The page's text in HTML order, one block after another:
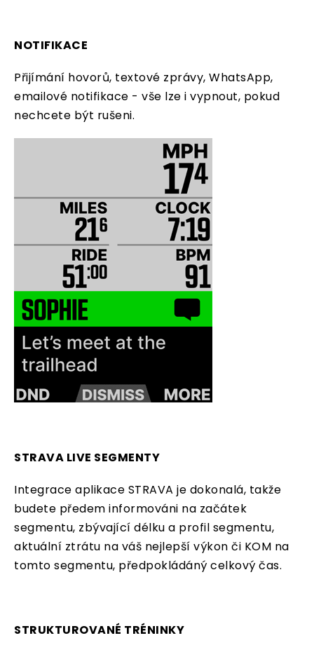
NOTIFIKACE
Přijímání hovorů, textové zprávy, WhatsApp,
emailové notifikace - vše lze i vypnout, pokud
nechcete být rušeni.
STRAVA LIVE SEGMENTY
Integrace aplikace STRAVA je dokonalá, takže
budete předem informováni na začátek
segmentu, zbývající délku a profil segmentu,
aktuální ztrátu na váš nejlepší výkon či KOM na
tomto segmentu, předpokládáný celkový čas.
STRUKTUROVANÉ TRÉNINKY